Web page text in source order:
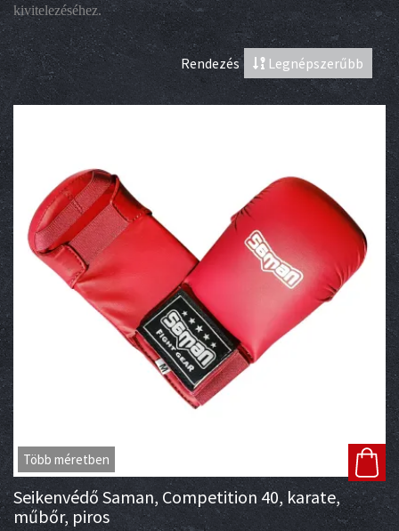
kivitelezéséhez.
Rendezés Legnépszerűbb
Több méretben
Seikenvédő Saman, Competition 40, karate,
műbőr, piros